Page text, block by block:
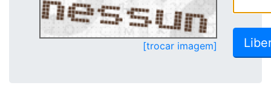
[trocar imagem]